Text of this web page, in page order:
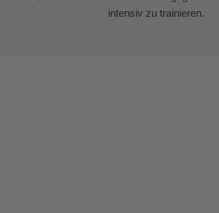
intensiv zu trainieren.